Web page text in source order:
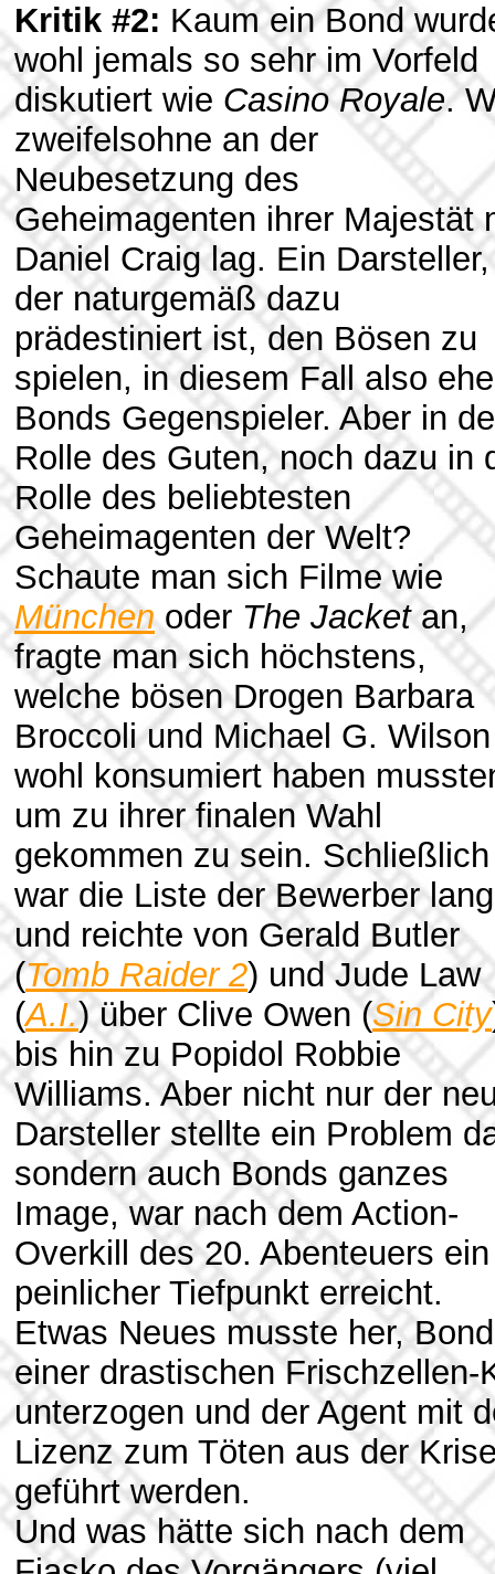
Kritik #2: Kaum ein Bond
wohl jemals so sehr im Vorfeld
diskutiert wie Casino Royale.
zweifelsohne an der
Neubesetzung des
Geheimagenten ihrer Majestät
Daniel Craig lag. Ein Darsteller,
der naturgemäß dazu
prädestiniert ist, den Bösen zu
spielen, in diesem Fall also
Bonds Gegenspieler. Aber in
Rolle des Guten, noch dazu in
Rolle des beliebtesten
Geheimagenten der Welt?
Schaute man sich Filme wie
Münchenoder The Jacketan,
fragte man sich höchstens,
welche bösen Drogen Barbara
Broccoli und Michael G. Wilson
wohl konsumiert haben
um zu ihrer finalen Wahl
gekommen zu sein. Schließlich
war die Liste der Bewerber lang
und reichte von Gerald Butler
(Tomb Raider 2) und Jude Law
(A.I.) über Clive Owen (Sin City
bis hin zu Popidol Robbie
Williams. Aber nicht nur der
Darsteller stellte ein Problem
sondern auch Bonds ganzes
Image, war nach dem Action-
Overkill des 20. Abenteuers ein
peinlicher Tiefpunkt erreicht.
Etwas Neues musste her, Bond
einer drastischen Frischzellen-
unterzogen und der Agent mit
Lizenz zum Töten aus der
geführt werden.
Und was hätte sich nach dem